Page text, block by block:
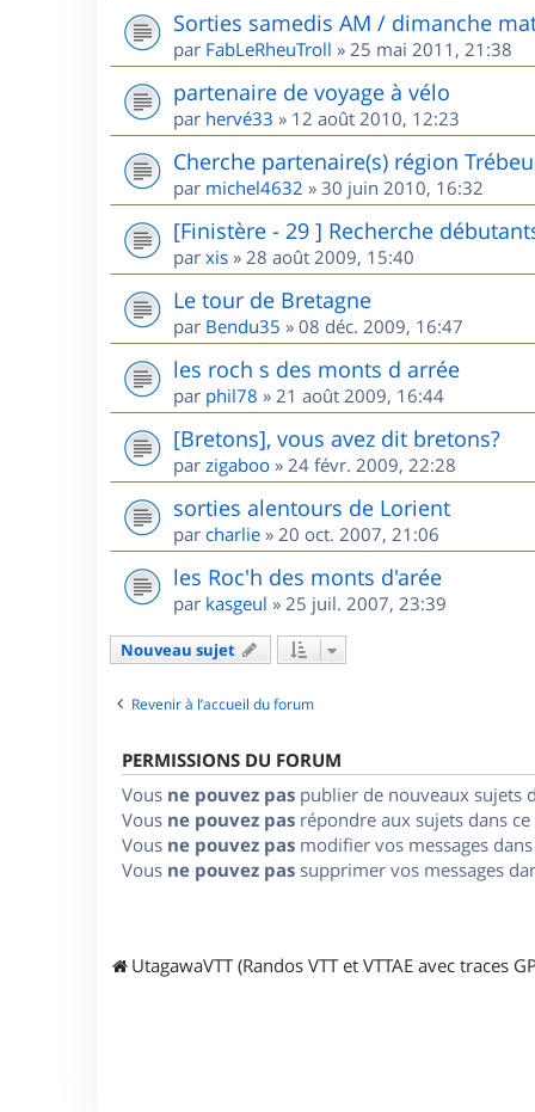
Sorties samedis AM / dimanche
par FabLeRheuTroll » 25 mai 2011, 21:38
partenaire de voyage à vélo
par hervé33 » 12 août 2010, 12:23
Cherche partenaire(s) région
par michel4632 » 30 juin 2010, 16:32
[Finistère - 29 ] Recherche
par xis » 28 août 2009, 15:40
Le tour de Bretagne
par Bendu35 » 08 déc. 2009, 16:47
les roch s des monts d arrée
par phil78 » 21 août 2009, 16:44
[Bretons], vous avez dit bretons?
par zigaboo » 24 févr. 2009, 22:28
sorties alentours de Lorient
par charlie » 20 oct. 2007, 21:06
les Roc'h des monts d'arée
par kasgeul » 25 juil. 2007, 23:39
Nouveau sujet
Revenir à l’accueil du forum
PERMISSIONS DU FORUM
Vous ne pouvez pas publier de nouveaux sujets
Vous ne pouvez pas répondre aux sujets dans
Vous ne pouvez pas modifier vos messages
Vous ne pouvez pas supprimer vos messages
UtagawaVTT (Randos VTT et VTTAE avec traces